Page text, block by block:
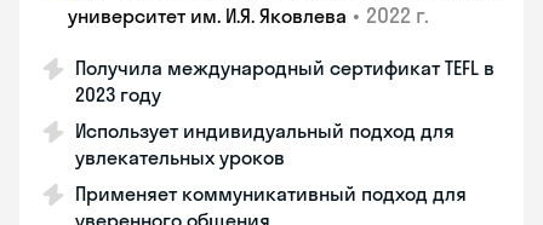
университет им. И.Я. Яковлева • 2022 г.
Получила международный сертификат TEFL в
2023 году
Использует индивидуальный подход для
увлекательных уроков
Применяет коммуникативный подход для
уверенного общения